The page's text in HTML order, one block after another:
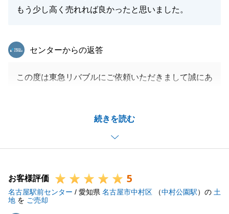
もう少し高く売れれば良かったと思いました。
続きを読む
東急リバブル
センターからの返答
この度は東急リバブルにご依頼いただきまして誠にあ
ご売却価格につきましては「もう少し高く」との率直
なご感想をいただき、今後の大切な課題として真摯に
受け止めてまいります。
軽にお申し付けください。
お客様評価 5
名古屋駅前センター / 愛知県 名古屋市中村区 （中村公園駅）の 土
地 を ご売却